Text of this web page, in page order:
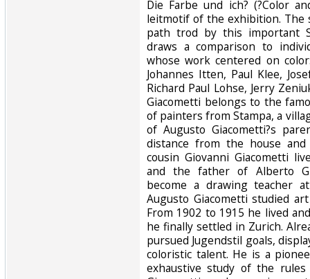
Die Farbe und ich? (?Color
leitmotif of the exhibition. The
path trod by this important
draws a comparison to
whose work centered on
Johannes Itten, Paul Klee,
Richard Paul Lohse, Jerry
Giacometti belongs to the
of painters from Stampa, a
of Augusto Giacometti?s
distance from the house
cousin Giovanni Giacometti
and the father of Alberto
become a drawing teacher
Augusto Giacometti studied
From 1902 to 1915 he lived
he finally settled in Zurich.
pursued Jugendstil goals,
coloristic talent. He is a
exhaustive study of the rules